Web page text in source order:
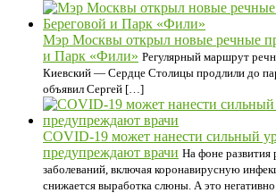
Мэр Москвы открыл новые речные
и Парк «Фили» Регулярный маршрут
Киевский — Сердце Столицы продлили до
объявил Сергей […]
COVID-19 может нанести сильный
предупреждают врачи На фоне развития
заболеваний, включая коронавирусную
снижается выработка слюны. А это